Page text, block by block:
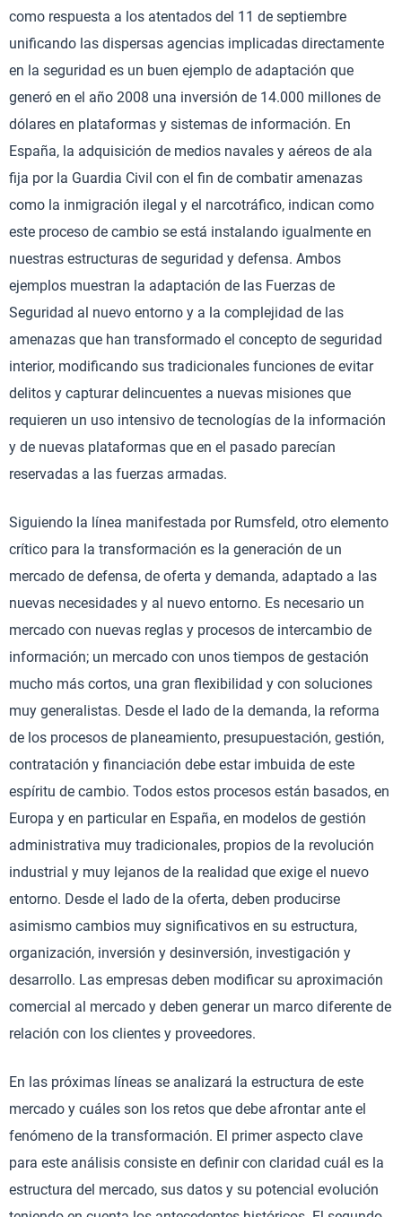
como respuesta a los atentados del 11 de septiembre
unificando las dispersas agencias implicadas directamente
en la seguridad es un buen ejemplo de adaptación que
generó en el año 2008 una inversión de 14.000 millones de
dólares en plataformas y sistemas de información. En
España, la adquisición de medios navales y aéreos de ala
fija por la Guardia Civil con el fin de combatir amenazas
como la inmigración ilegal y el narcotráfico, indican como
este proceso de cambio se está instalando igualmente en
nuestras estructuras de seguridad y defensa. Ambos
ejemplos muestran la adaptación de las Fuerzas de
Seguridad al nuevo entorno y a la complejidad de las
amenazas que han transformado el concepto de seguridad
interior, modificando sus tradicionales funciones de evitar
delitos y capturar delincuentes a nuevas misiones que
requieren un uso intensivo de tecnologías de la información
y de nuevas plataformas que en el pasado parecían
reservadas a las fuerzas armadas.
Siguiendo la línea manifestada por Rumsfeld, otro elemento
crítico para la transformación es la generación de un
mercado de defensa, de oferta y demanda, adaptado a las
nuevas necesidades y al nuevo entorno. Es necesario un
mercado con nuevas reglas y procesos de intercambio de
información; un mercado con unos tiempos de gestación
mucho más cortos, una gran flexibilidad y con soluciones
muy generalistas. Desde el lado de la demanda, la reforma
de los procesos de planeamiento, presupuestación, gestión,
contratación y financiación debe estar imbuida de este
espíritu de cambio. Todos estos procesos están basados, en
Europa y en particular en España, en modelos de gestión
administrativa muy tradicionales, propios de la revolución
industrial y muy lejanos de la realidad que exige el nuevo
entorno. Desde el lado de la oferta, deben producirse
asimismo cambios muy significativos en su estructura,
organización, inversión y desinversión, investigación y
desarrollo. Las empresas deben modificar su aproximación
comercial al mercado y deben generar un marco diferente de
relación con los clientes y proveedores.
En las próximas líneas se analizará la estructura de este
mercado y cuáles son los retos que debe afrontar ante el
fenómeno de la transformación. El primer aspecto clave
para este análisis consiste en definir con claridad cuál es la
estructura del mercado, sus datos y su potencial evolución